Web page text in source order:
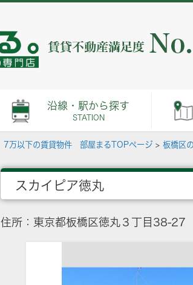
沿線・駅から探す
STATION
7万以下の賃貸物件 部屋まるTOPページ > 板橋区
スカイピア徳丸
住所：東京都板橋区徳丸３丁目38-27